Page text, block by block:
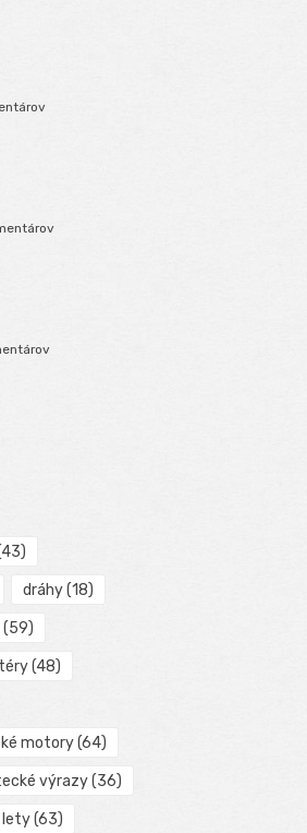
dráhy(18)
(59)
(48)
motory(64)
výrazy(36)
lety(63)